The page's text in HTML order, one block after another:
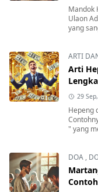
Mandok
Ulaon
yang
ARTI
Arti
29
Hepeng
" yang
DOA ,